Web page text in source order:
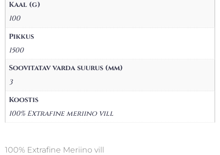
Kaal (g)
100
Pikkus
1500
Soovitatav varda suurus (mm)
3
Koostis
100% Extrafine meriino vill
100% Extrafine Meriino vill